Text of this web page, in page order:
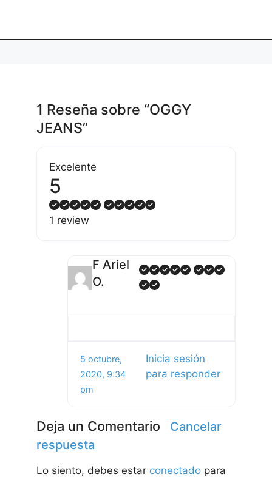
1 Reseña sobre “OGGY
JEANS”
Excelente
5
1 review
F Ariel
O.
5 octubre,
2020, 9:34
pm
Inicia sesión
para responder
Deja un Comentario
Cancelar
respuesta
Lo siento, debes estar conectado para